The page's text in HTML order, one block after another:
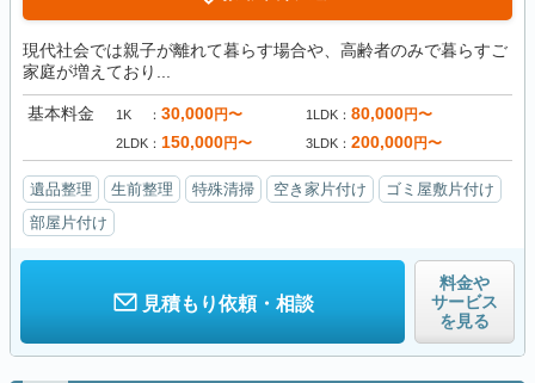
現代社会では親子が離れて暮らす場合や、高齢者のみで暮らすご
家庭が増えており...
基本料金 1K 30,000円〜 1LDK 80,000円〜
2LDK 150,000円〜 3LDK 200,000円〜
遺品整理 生前整理 特殊清掃 空き家片付け
ゴミ屋敷片付け
部屋片付け
見積もり依頼・相談
料金や
サービス
を見る